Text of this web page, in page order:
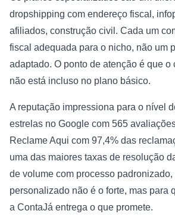
dropshipping com endereço fiscal,
afiliados, construção civil. Cada um
fiscal adequada para o nicho, não um
adaptado. O ponto de atenção é que o
não está incluso no plano básico.
A reputação impressiona para o nível
estrelas no Google com 565
Reclame Aqui com 97,4% das
uma das maiores taxas de resolução
de volume com processo
personalizado não é o forte, mas para
a ContaJá entrega o que promete.